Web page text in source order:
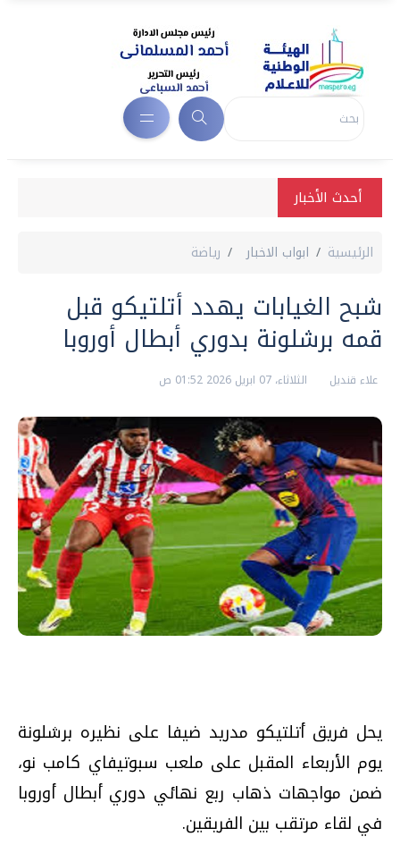
أحدث الأخبار
الرئيسية ابواب الاخبار رياضة
شبح الغيابات يهدد أتلتيكو قبل
قمه برشلونة بدوري أبطال أوروبا
علاء قنديل الثلاثاء، 07 ابريل 2026 01:52 ص
يحل فريق أتلتيكو مدريد ضيفا على نظيره برشلونة
يوم الأربعاء المقبل على ملعب سبوتيفاي كامب نو،
ضمن مواجهات ذهاب ربع نهائي دوري أبطال أوروبا
في لقاء مرتقب بين الفريقين.